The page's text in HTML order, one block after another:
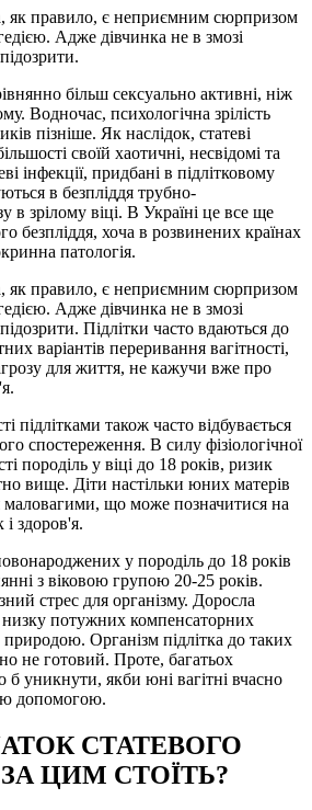
як правило, є неприємним сюрпризом
Адже дівчинка не в змозі
більш сексуально активні, ніж
Водночас, психологічна зрілість
пізніше. Як наслідок, статеві
своїй хаотичні, несвідомі та
інфекції, придбані в підлітковому
в безпліддя трубно-
в зрілому віці. В Україні це все ще
безпліддя, хоча в розвинених країнах
патологія.
як правило, є неприємним сюрпризом
Адже дівчинка не в змозі
Підлітки часто вдаються до
варіантів переривання вагітності,
для життя, не кажучи вже про
підлітками також часто відбувається
спостереження. В силу фізіологічної
породіль у віці до 18 років, ризик
вище. Діти настільки юних матерів
маловагими, що може позначитися на
здоров'я.
у породіль до 18 років
з віковою групою 20-25 років.
стрес для організму. Доросла
потужних компенсаторних
природою. Організм підлітка до таких
не готовий. Проте, багатьох
уникнути, якби юні вагітні вчасно
допомогою.
СТАТЕВОГО
ЦИМ СТОЇТЬ?